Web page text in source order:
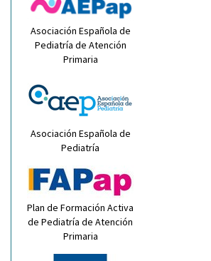
Asociación Española de
Pediatría de Atención
Primaria
Asociación Española de
Pediatría
Plan de Formación Activa
de Pediatría de Atención
Primaria